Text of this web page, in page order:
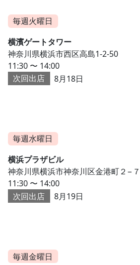
毎週火曜日
横濱ゲートタワー
神奈川県横浜市西区高島1-2-50
11:30 〜 14:00
次回出店
8月18日
毎週水曜日
横浜プラザビル
神奈川県横浜市神奈川区金港町２−７
11:30 〜 14:00
次回出店
8月19日
毎週金曜日